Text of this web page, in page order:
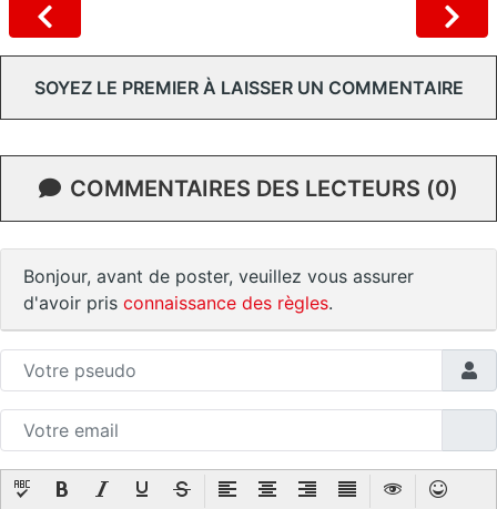
SOYEZ LE PREMIER À LAISSER UN COMMENTAIRE
COMMENTAIRES DES LECTEURS (0)
Bonjour, avant de poster, veuillez vous assurer
d'avoir pris connaissance des règles.